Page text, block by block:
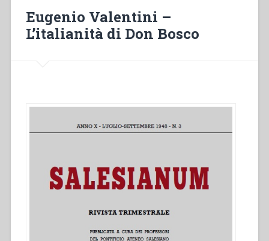
Eugenio Valentini –
L’italianità di Don Bosco